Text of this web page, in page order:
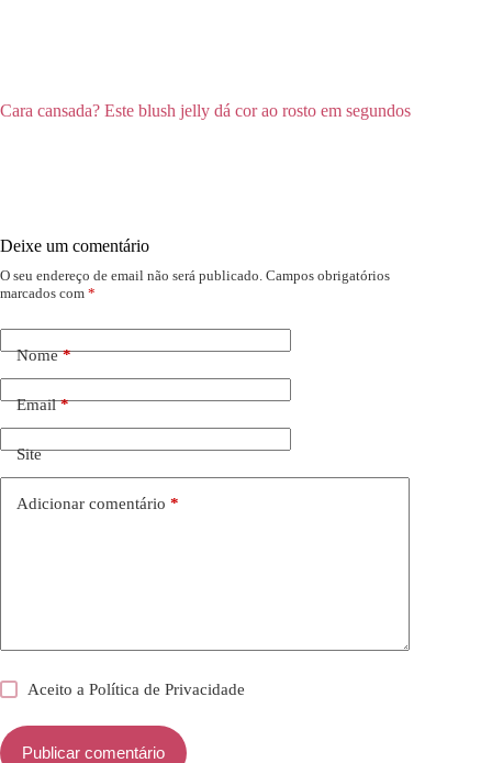
Cara cansada? Este blush jelly dá cor ao rosto em segundos
Deixe um comentário
O seu endereço de email não será publicado. Campos obrigatórios
marcados com *
Nome*
Email*
Site
Adicionar comentário *
Aceito aPolítica de Privacidade
Publicar comentário